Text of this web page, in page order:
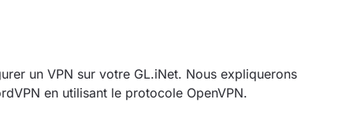
un VPN sur votre GL.iNet. Nous expliquerons
en utilisant le protocole OpenVPN.